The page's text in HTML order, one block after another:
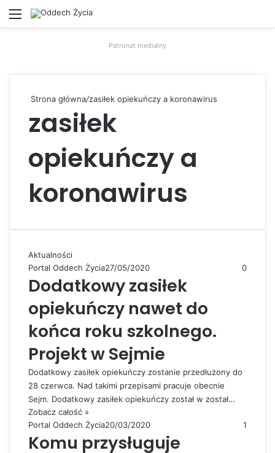
Menu
Patronat medialny
Strona główna/zasiłek opiekuńczy a koronawirus
zasiłek
opiekuńczy a
koronawirus
Aktualności
Portal Oddech Życia27/05/2020 0
Dodatkowy zasiłek
opiekuńczy nawet do
końca roku szkolnego.
Projekt w Sejmie
Dodatkowy zasiłek opiekuńczy zostanie przedłużony do
28 czerwca. Nad takimi przepisami pracuje obecnie
Sejm. Dodatkowy zasiłek opiekuńczy został w został…
Zobacz całość »
Portal Oddech Życia20/03/2020 1
Komu przysługuje